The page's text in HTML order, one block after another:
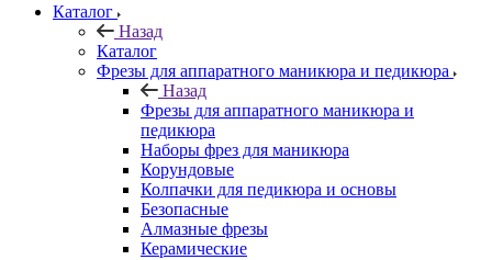
Каталог
Назад
Каталог
Фрезы для аппаратного маникюра и педикюра
Назад
Фрезы для аппаратного маникюра и
педикюра
Наборы фрез для маникюра
Корундовые
Колпачки для педикюра и основы
Безопасные
Алмазные фрезы
Керамические